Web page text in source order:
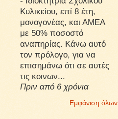
Κυλικείου, επί 8 έτη,
μονογονέας, και ΑΜΕΑ
με 50% ποσοστό
αναπηρίας. Κάνω αυτό
τον πρόλογο, για να
επισημάνω ότι σε αυτές
τις κοινων...
Πριν από 6 χρόνια
Εμφάνιση όλων